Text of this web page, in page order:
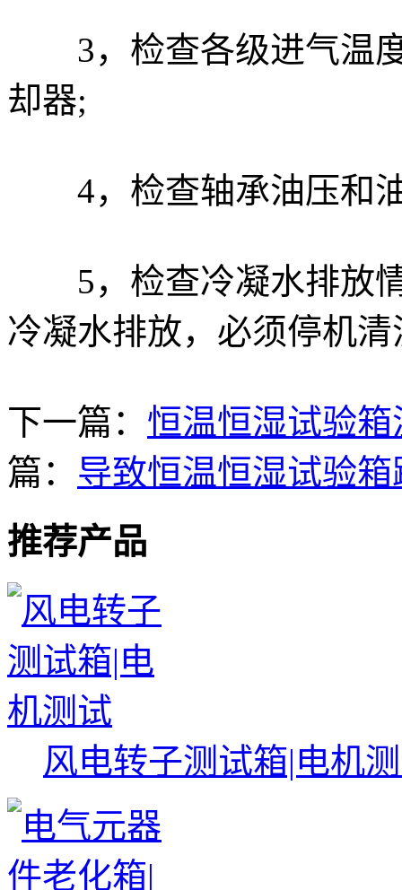
3，检查各级进气温度
却器;
4，检查轴承油压和油
5，检查冷凝水排放情
冷凝水排放，必须停机
下一篇： 恒温恒湿试验
篇： 导致恒温恒湿试验
推荐产品
风电转子测试箱|电机